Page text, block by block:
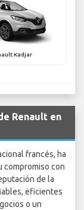
Kadjar
Renault en
francés, ha
compromiso con
de la
eficientes
o un